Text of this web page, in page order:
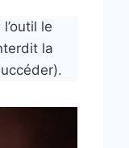
le
la